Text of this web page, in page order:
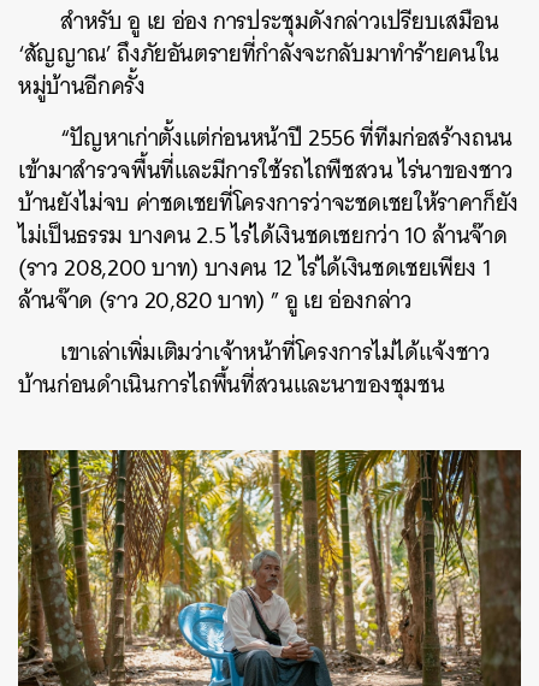
สำหรับ อู เย อ่อง การประชุมดังกล่าวเปรียบเสมือน
‘สัญญาณ’ ถึงภัยอันตรายที่กำลังจะกลับมาทำร้ายคนใน
หมู่บ้านอีกครั้ง
“ปัญหาเก่าตั้งแต่ก่อนหน้าปี 2556 ที่ทีมก่อสร้างถนน
เข้ามาสำรวจพื้นที่และมีการใช้รถไถพืชสวน ไร่นาของชาว
บ้านยังไม่จบ ค่าชดเชยที่โครงการว่าจะชดเชยให้ราคาก็ยัง
ไม่เป็นธรรม บางคน 2.5 ไร่ได้เงินชดเชยกว่า 10 ล้านจ๊าด
(ราว 208,200 บาท) บางคน 12 ไร่ได้เงินชดเชยเพียง 1
ล้านจ๊าด (ราว 20,820 บาท) ” อู เย อ่องกล่าว
เขาเล่าเพิ่มเติมว่าเจ้าหน้าที่โครงการไม่ได้แจ้งชาว
บ้านก่อนดำเนินการไถพื้นที่สวนและนาของชุมชน